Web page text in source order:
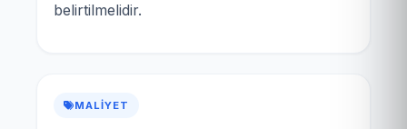
belirtilmelidir.
MALIYET